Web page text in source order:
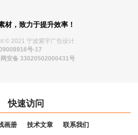
材，致力于提升效率！
© 2021 宁波紫宇广告设计
号-17
安备 33020502000431号
快速访问
画册 技术文章 联系我们